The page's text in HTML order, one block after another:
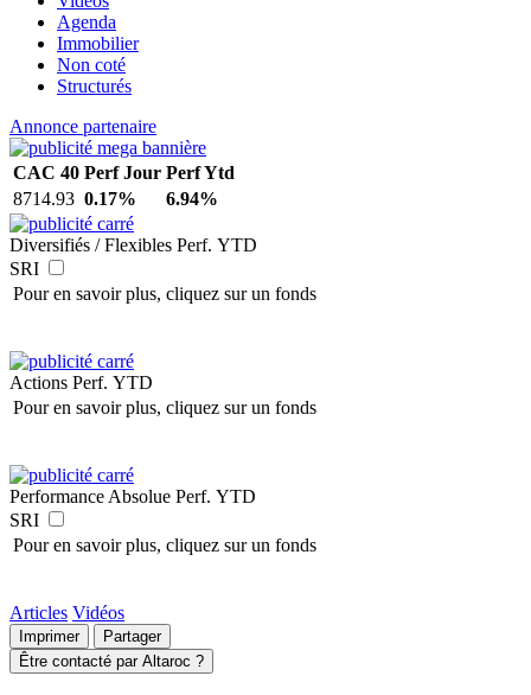
Agenda
Immobilier
Non coté
Structurés
Annonce partenaire
CAC 40 Perf Jour Perf Ytd
8714.93 0.17% 6.94%
Diversifiés / Flexibles Perf. YTD
SRI
Pour en savoir plus, cliquez sur un fonds
Actions Perf. YTD
Pour en savoir plus, cliquez sur un fonds
Performance Absolue Perf. YTD
SRI
Pour en savoir plus, cliquez sur un fonds
Articles Vidéos
Imprimer
Partager
Être contacté par Altaroc ?